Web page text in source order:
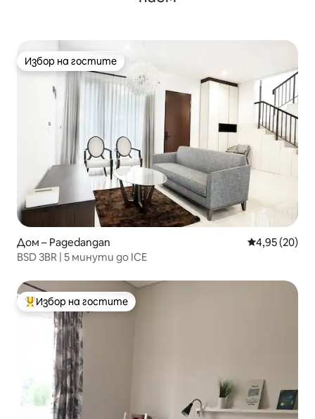
Избор на гостите
Избор на гостите
Дом – Pagedangan Средна
4,95 (20)
BSD 3BR | 5 минути до ICE
Най-популярен избор на гостите
Избор на гостите